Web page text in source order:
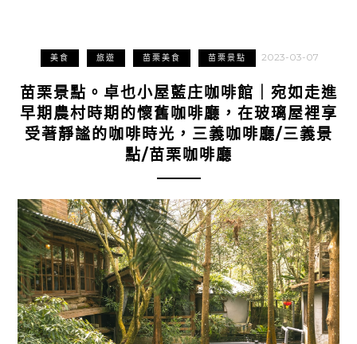
美食 旅遊 苗栗美食 苗栗景點 2023-03-07
苗栗景點。卓也小屋藍庄咖啡館｜宛如走進
早期農村時期的懷舊咖啡廳，在玻璃屋裡享
受著靜謐的咖啡時光，三義咖啡廳/三義景
點/苗栗咖啡廳